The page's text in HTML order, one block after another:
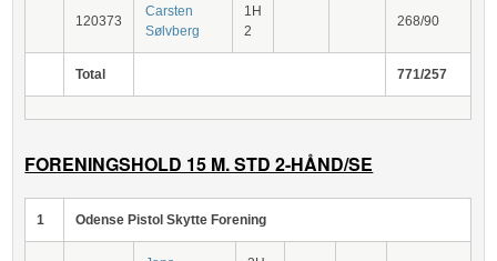
120373
Carsten
Sølvberg
1H
2
268/90
Total 771/257
FORENINGSHOLD 15 M. STD 2-HÅND/SE
1 Odense Pistol Skytte Forening